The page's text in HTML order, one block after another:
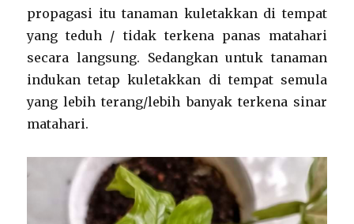
propagasi itu tanaman kuletakkan di tempat
yang teduh / tidak terkena panas matahari
secara langsung. Sedangkan untuk tanaman
indukan tetap kuletakkan di tempat semula
yang lebih terang/lebih banyak terkena sinar
matahari.